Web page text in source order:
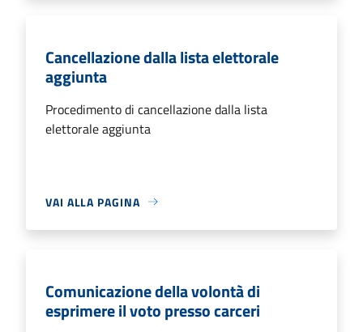
Cancellazione dalla lista elettorale
aggiunta
Procedimento di cancellazione dalla lista
elettorale aggiunta
VAI ALLA PAGINA
Comunicazione della volontà di
esprimere il voto presso carceri